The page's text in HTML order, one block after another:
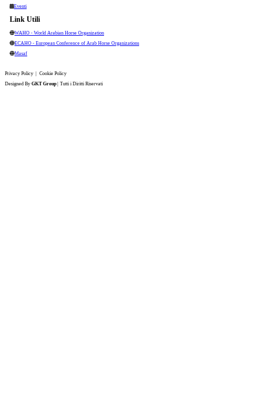
Eventi
Link Utili
WAHO - World Arabian Horse Organization
ECAHO - European Conference of Arab Horse Organizations
Masaf
Privacy Policy
Cookie Policy
Designed By GKT Group | Tutti i Diritti Riservati